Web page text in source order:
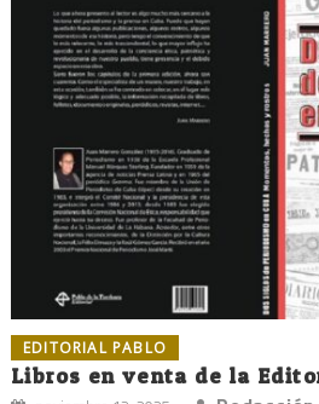
EDITORIAL PABLO
Libros en venta de la